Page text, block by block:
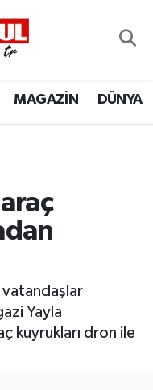
MAGAZİN DÜNYA
vatandaşlar
Yayla
kuyrukları dron ile